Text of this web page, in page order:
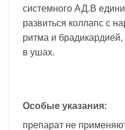
системного АД.В
развиться коллапс с
ритма и
в ушах.
Особые указания:
препарат не